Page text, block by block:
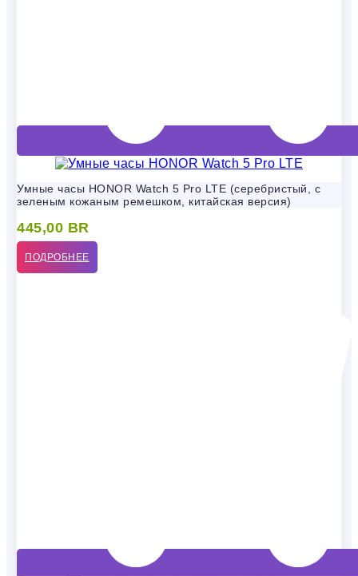
Умные часы HONOR Watch 5 Pro LTE (серебристый, с
зеленым кожаным ремешком, китайская версия)
445,00 BR
ПОДРОБНЕЕ